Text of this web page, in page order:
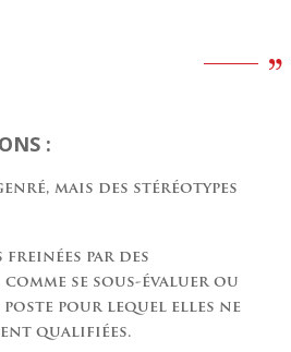
:
mais des stéréotypes
freinées par des
se sous-évaluer ou
pour lequel elles ne
qualifiées.